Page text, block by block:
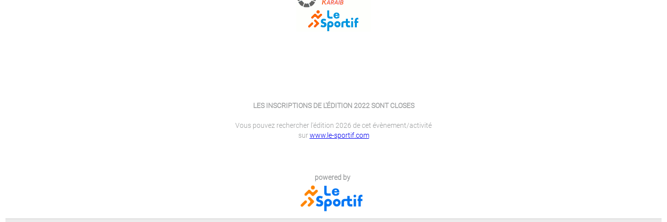
LES INSCRIPTIONS DE L'ÉDITION 2022 SONT CLOSES
Vous pouvez rechercher l'édition 2026 de cet évènement/activité
surwww.le-sportif.com
powered by